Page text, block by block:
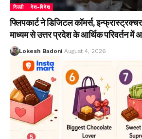
दिल्ली देश-विदेश
फ्लिपकार्ट ने डिजिटल कॉमर्स,
माध्यम से उत्तर प्रदेश के आर्थिक परिवर्तन में
Lokesh Badoni August 4, 2026